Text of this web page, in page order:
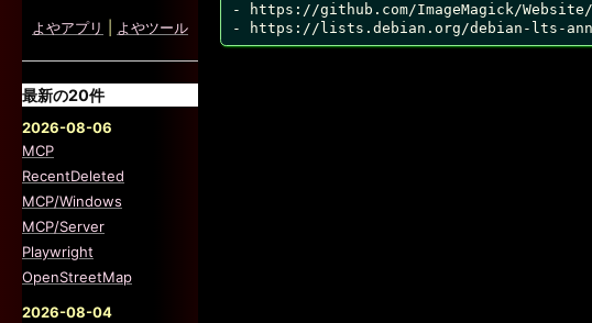
- https://github.com/ImageMagick/Website/
よやアプリ よやツール
最新の20件
2026-08-06
MCP
RecentDeleted
MCP/Windows
MCP/Server
Playwright
OpenStreetMap
2026-08-04